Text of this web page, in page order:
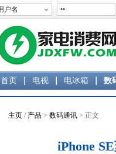
首页 电视 电冰箱 数
主页 / 产品 > 数码通讯 > 正文
iPhone